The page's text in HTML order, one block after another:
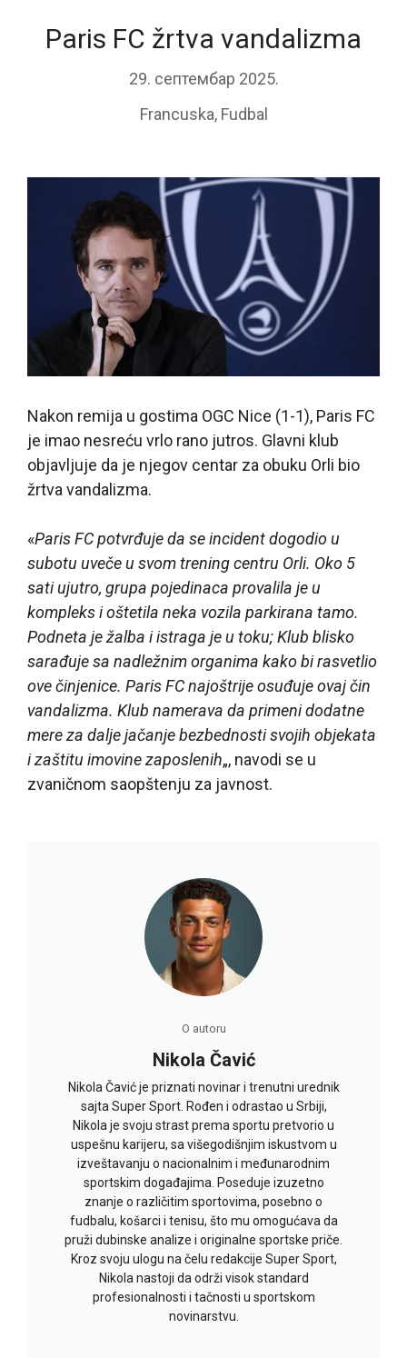
Paris FC žrtva vandalizma
29. септембар 2025.
Francuska, Fudbal
Nakon remija u gostima OGC Nice (1-1), Paris FC
je imao nesreću vrlo rano jutros. Glavni klub
objavljuje da je njegov centar za obuku Orli bio
žrtva vandalizma.
«Paris FC potvrđuje da se incident dogodio u
subotu uveče u svom trening centru Orli. Oko 5
sati ujutro, grupa pojedinaca provalila je u
kompleks i oštetila neka vozila parkirana tamo.
Podneta je žalba i istraga je u toku; Klub blisko
sarađuje sa nadležnim organima kako bi rasvetlio
ove činjenice. Paris FC najoštrije osuđuje ovaj čin
vandalizma. Klub namerava da primeni dodatne
mere za dalje jačanje bezbednosti svojih objekata
i zaštitu imovine zaposlenih„, navodi se u
zvaničnom saopštenju za javnost.
O autoru
Nikola Čavić
Nikola Čavić je priznati novinar i trenutni urednik
sajta Super Sport. Rođen i odrastao u Srbiji,
Nikola je svoju strast prema sportu pretvorio u
uspešnu karijeru, sa višegodišnjim iskustvom u
izveštavanju o nacionalnim i međunarodnim
sportskim događajima. Poseduje izuzetno
znanje o različitim sportovima, posebno o
fudbalu, košarci i tenisu, što mu omogućava da
pruži dubinske analize i originalne sportske priče.
Kroz svoju ulogu na čelu redakcije Super Sport,
Nikola nastoji da održi visok standard
profesionalnosti i tačnosti u sportskom
novinarstvu.